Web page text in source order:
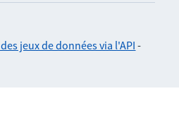
jeux de données via l'API -